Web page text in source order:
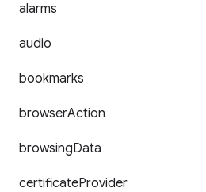
alarms
audio
bookmarks
browserAction
browsingData
certificateProvider